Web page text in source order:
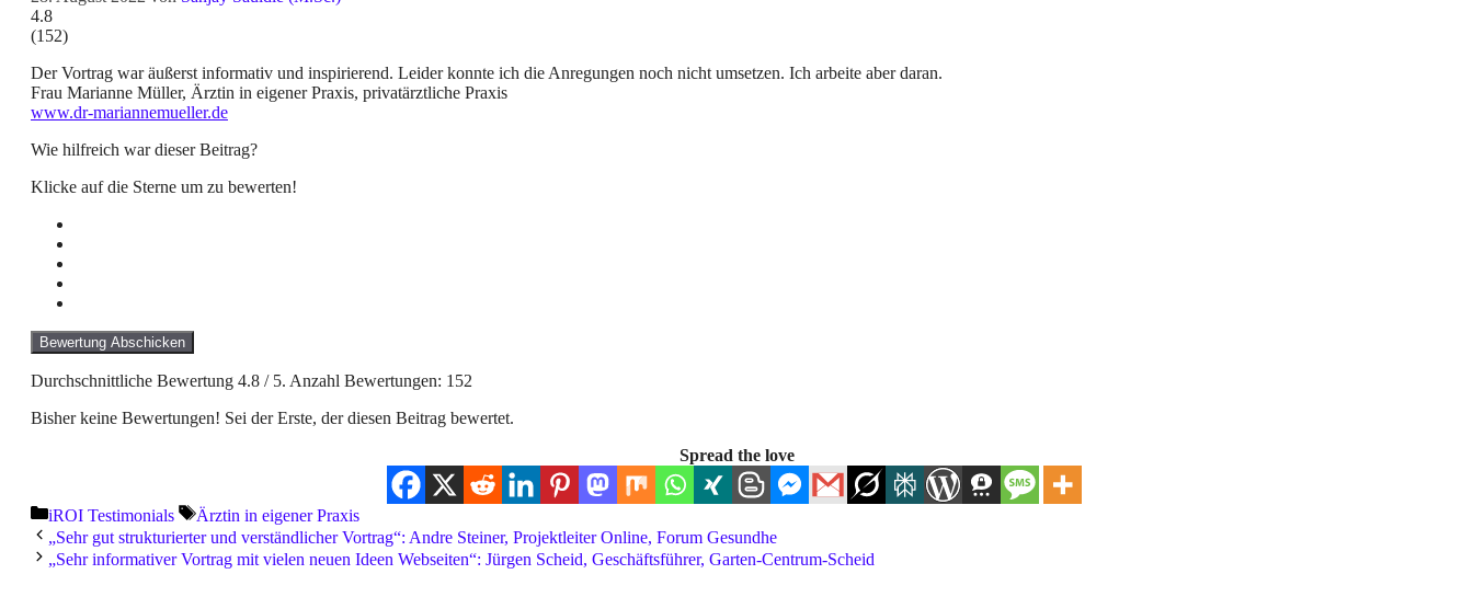
4.8
(152)
Der Vortrag war äußerst informativ und inspirierend. Leider konnte ich die Anregungen noch nicht umsetzen. Ich arbeite aber daran.
Frau Marianne Müller, Ärztin in eigener Praxis, privatärztliche Praxis
www.dr-mariannemueller.de
Wie hilfreich war dieser Beitrag?
Klicke auf die Sterne um zu bewerten!
Bewertung Abschicken
Durchschnittliche Bewertung 4.8 / 5. Anzahl Bewertungen: 152
Bisher keine Bewertungen! Sei der Erste, der diesen Beitrag bewertet.
Spread the love
Kategorien
iROI Testimonials Schlagwörter
Ärztin in eigener Praxis
„Sehr gut strukturierter und verständlicher Vortrag“: Andre Steiner, Projektleiter Online, Forum Gesundhe
„Sehr informativer Vortrag mit vielen neuen Ideen Webseiten“: Jürgen Scheid, Geschäftsführer, Garten-Centrum-Scheid